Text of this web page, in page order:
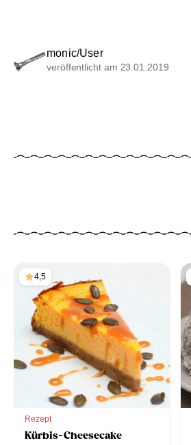
monic/User
veröffentlicht am 23.01.2019
4,5
Rezept
Kürbis-Cheesecake